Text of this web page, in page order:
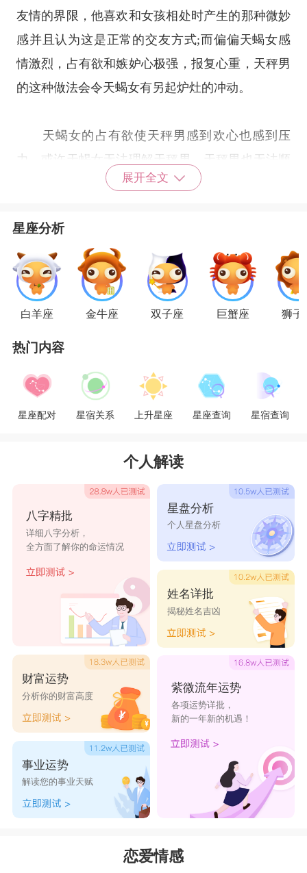
友情的界限，他喜欢和女孩相处时产生的那种微妙
感并且认为这是正常的交友方式;而偏偏天蝎女感
情激烈，占有欲和嫉妒心极强，报复心重，天秤男
的这种做法会令天蝎女有另起炉灶的冲动。
天蝎女的占有欲使天秤男感到欢心也感到压
力，或许天蝎女无法理解天秤男，天秤男也无法顺
从天蝎女的期望，两个人的爱情注定是不平凡的。
上可能就需要一点迁就了，生活习性相差挺大的必
须顺其自然、互相体谅才有继续的希望。
蝎子女位于天秤男之后，虽然特征相差甚远，
公正以客观的态度解决;而天蝎女则是处心积虑的
隐藏自己的真实感受，不愿意把恋爱中的心思透露
出来。所以天蝎女有时要学着天秤男那样光明磊落
的处事方法，在给他建议时顺便调整下自己的恋爱
蝎女浓烈的情感比较容易被天秤男掌握，而天秤男
表面的平和看似在两人关系中占下风，实则在这段
感情中占据主导权。
若是天蝎女不能放开心胸，顺其自然的看待天
秤男活泼的生活方式，最后伤心到内伤的往往是天
蝎女。任何两个人相处都是以尊重为首要前提，各
自都有各自的期许，只有学会接纳和有一颗愿意为
了对方而改变的心，没有哪两个人是不可能开花结
果的。
星座乐原创文章，转载需注明出处
展开全文
星座分析
白羊座 金牛座 双子座 巨蟹座 狮子
热门内容
星座配对 星宿关系 上升星座 星座查询 星宿查询
个人解读
八字精批
详细八字分析，
全方面了解你的命运情况
财富运势
分析你的财富高度
事业运势
解读您的事业天赋
星盘分析
个人星盘分析
姓名详批
揭秘姓名吉凶
紫微流年运势
各项运势详批，
新的一年新的机遇！
恋爱情感